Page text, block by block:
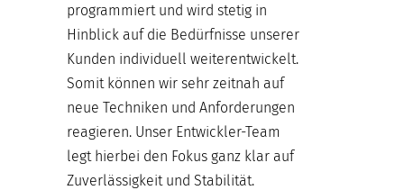
programmiert und wird stetig in
Hinblick auf die Bedürfnisse unserer
Kunden individuell weiterentwickelt.
Somit können wir sehr zeitnah auf
neue Techniken und Anforderungen
reagieren. Unser Entwickler-Team
legt hierbei den Fokus ganz klar auf
Zuverlässigkeit und Stabilität.